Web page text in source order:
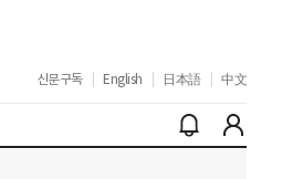
신문구독 English 日本語 中文